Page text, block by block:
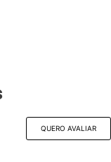
QUERO AVALIAR